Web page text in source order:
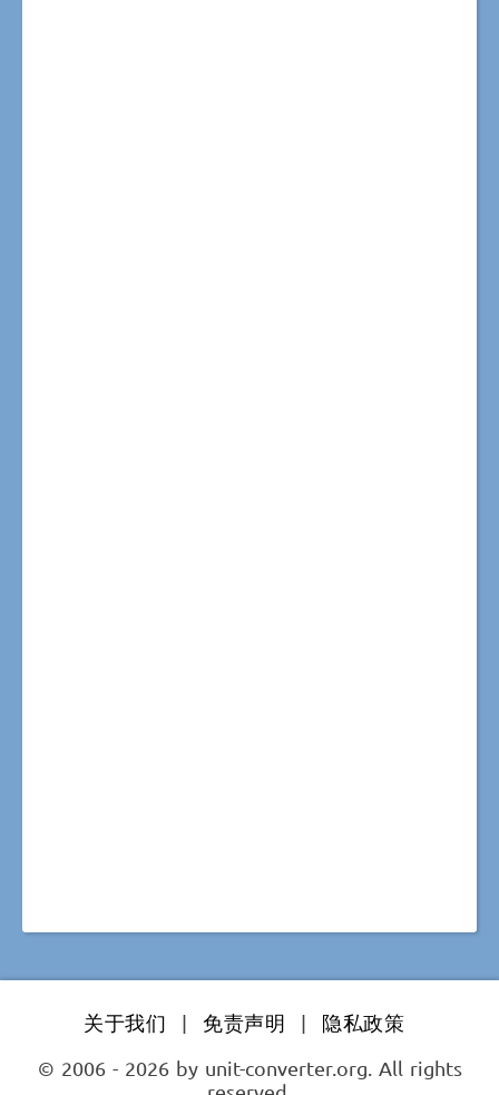
关于我们 | 免责声明 |
隐私政策
© 2006 - 2026 by unit-converter.org. All rights